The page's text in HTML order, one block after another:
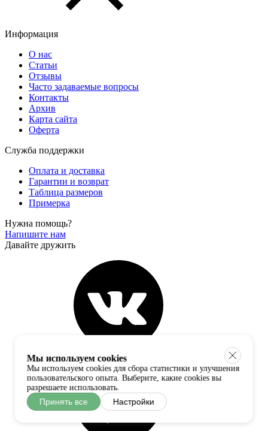
Информация
О нас
Статьи
Отзывы
Часто задаваемые вопросы
Контакты
Архив
Карта сайта
Оферта
Служба поддержки
Оплата и доставка
Гарантии и возврат
Таблица размеров
Примерка
Нужна помощь?
Напишите нам
Давайте дружить
Мы используем cookies
Мы используем cookies для сбора статистики и улучшения
пользовательского опыта. Выберите, какие cookies вы
разрешаете использовать.
Принять все Настройки